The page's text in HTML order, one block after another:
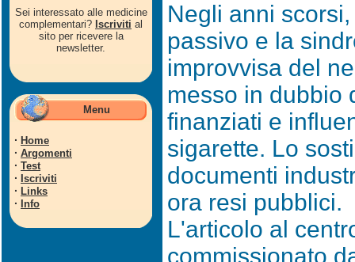
Sei interessato alle medicine
complementari? Iscriviti al
sito per ricevere la
newsletter.
Menu
· Home
· Argomenti
· Test
· Iscriviti
· Links
· Info
Negli anni
passivo e la
improvvisa del
messo in dubbio
finanziati e
sigarette. Lo
documenti
ora resi pubblici.
L'articolo al
commissionato